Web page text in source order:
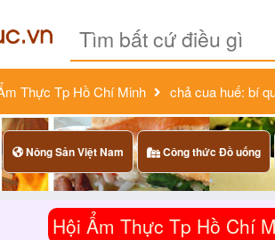
Thực Tp Hồ Chí Minh chả cua huế: bí
Nông Sản Việt Nam Công thức Đồ uống
Hội Ẩm Thực Tp Hồ Chí